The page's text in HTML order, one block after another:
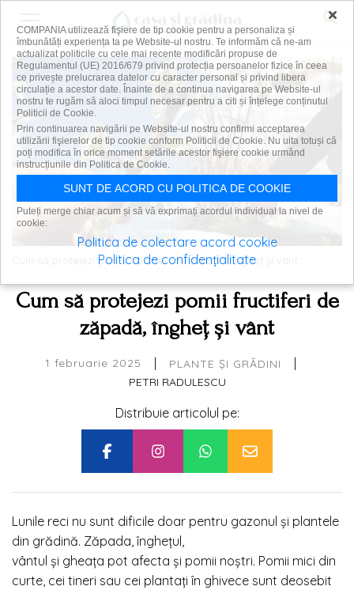
Cum să protejezi pomii fructiferi de zăpadă, îngheț și vânt.
Cum să protejezi pomii fructiferi de
zăpadă, îngheț și vânt
1 februarie 2025 | PLANTE ȘI GRĂDINI |
PETRI RADULESCU
Distribuie articolul pe:
Lunile reci nu sunt dificile doar pentru gazonul și plantele
din grădină. Zăpada, înghețul,
vântul și gheața pot afecta și pomii noștri. Pomii mici din
curte, cei tineri sau cei plantați în ghivece sunt deosebit
×
COMPANIA utilizează fişiere de tip cookie pentru a personaliza și
îmbunătăți experiența ta pe Website-ul nostru. Te informăm că ne-am
actualizat politicile cu cele mai recente modificări propuse de
Regulamentul (UE) 2016/679 privind protecția persoanelor fizice în ceea
ce privește prelucrarea datelor cu caracter personal și privind libera
circulație a acestor date. Înainte de a continua navigarea pe Website-ul
nostru te rugăm să aloci timpul necesar pentru a citi și înțelege conținutul
Politicii de Cookie.
Prin continuarea navigării pe Website-ul nostru confirmi acceptarea
utilizării fişierelor de tip cookie conform Politicii de Cookie. Nu uita totuși că
poți modifica în orice moment setările acestor fişiere cookie urmând
instrucțiunile din Politica de Cookie.
SUNT DE ACORD CU POLITICA DE COOKIE
Puteți merge chiar acum și să vă exprimați acordul individual la nivel de
cookie:
Politica de colectare acord cookie
Politica de confidențialitate